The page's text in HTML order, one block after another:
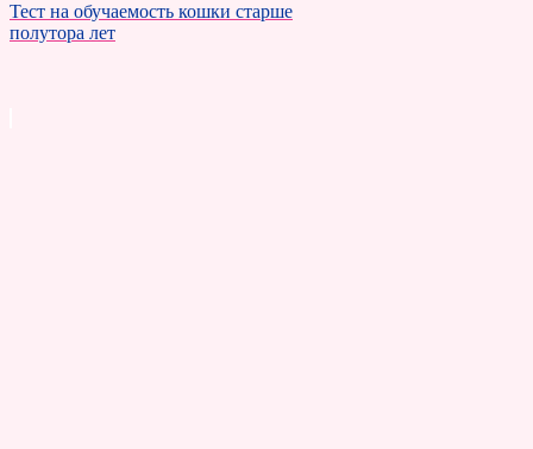
Тест на обучаемость кошки старше
полутора лет